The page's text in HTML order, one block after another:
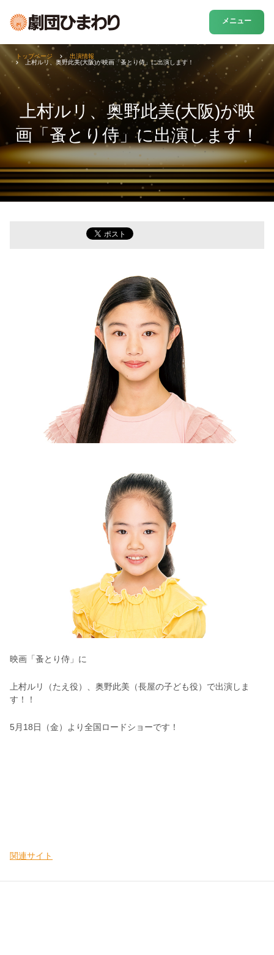
メニュー
上村ルリ、奥野此美(大阪)が映
画「蚤とり侍」に出演します！
トップページ
出演情報
上村ルリ、奥野此美(大阪)が映画「蚤とり侍」に出演します！
映画「蚤とり侍」に
上村ルリ（たえ役）、奥野此美（長屋の子ども役）で出演しま
す！！
5月18日（金）より全国ロードショーです！
関連サイト